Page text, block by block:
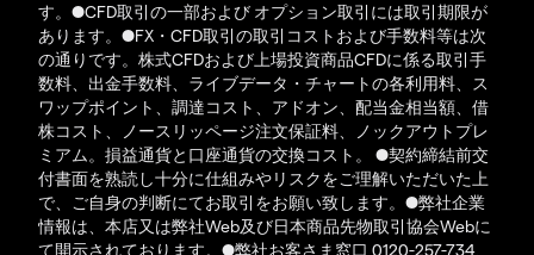
す。●CFD取引の一部および オプション取引には取引期限が
あります。●FX・CFD取引の取引コストおよび手数料等は次
の通りです。株式CFDおよび上場投資商品CFDに係る取引手
数料、出金手数料、ライブデータ・チャートの各利用料、ス
ワップポイント、調達コスト、アドオン、配当金相当額、借
株コスト、ノースリッページ注文保証料、ノックアウトプレ
ミアム。損益通貨と口座通貨の交換コスト。 ●契約締結前交
付書面を熟読し十分に仕組みやリスクをご理解いただいた上
で、ご自身の判断にてお取引をお願い致します。●弊社企業
情報は、本店又は弊社Web及び日本商品先物取引協会Webに
て開示されております。●弊社お客さま窓口 0120-257-734、